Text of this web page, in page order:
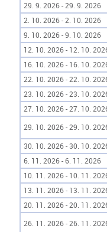
29. 9. 2026 - 29. 9. 2026
2. 10. 2026 - 2. 10. 2026
9. 10. 2026 - 9. 10. 2026
12. 10. 2026 - 12. 10.
16. 10. 2026 - 16. 10.
22. 10. 2026 - 22. 10.
23. 10. 2026 - 23. 10.
27. 10. 2026 - 27. 10.
29. 10. 2026 - 29. 10.
30. 10. 2026 - 30. 10.
6. 11. 2026 - 6. 11. 2026
10. 11. 2026 - 10. 11.
13. 11. 2026 - 13. 11.
20. 11. 2026 - 20. 11.
26. 11. 2026 - 26. 11.